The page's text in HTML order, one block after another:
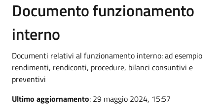
Documento funzionamento
interno
Documenti relativi al funzionamento interno: ad esempio
rendimenti, rendiconti, procedure, bilanci consuntivi e
preventivi
Ultimo aggiornamento: 29 maggio 2024, 15:57